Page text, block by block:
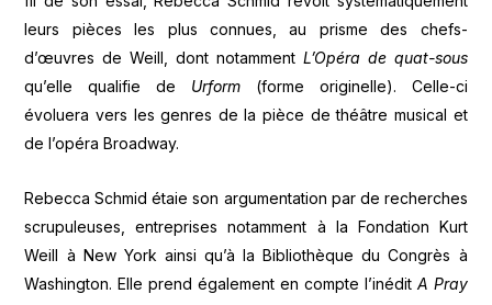
leurs pièces les plus connues, au prisme des chefs-
d’œuvres de Weill, dont notamment L’Opéra de quat-sous
qu’elle qualifie de Urform (forme originelle). Celle-ci
évoluera vers les genres de la pièce de théâtre musical et
de l’opéra Broadway.
Rebecca Schmid étaie son argumentation par de recherches
scrupuleuses, entreprises notamment à la Fondation Kurt
Weill à New York ainsi qu’à la Bibliothèque du Congrès à
Washington. Elle prend également en compte l’inédit A Pray